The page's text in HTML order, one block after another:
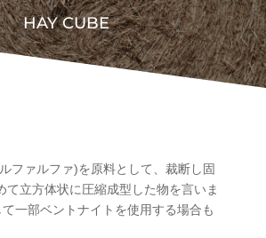
HAY CUBE
ファルファ)を原料として、裁断し固
て立方体状に圧縮成型した物を言いま
一部ベントナイトを使用する場合も